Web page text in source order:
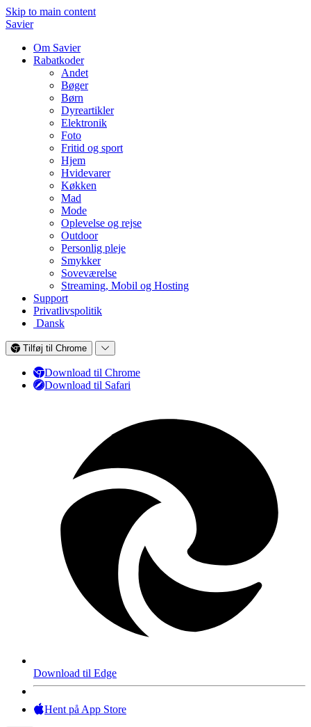
Skip to main content
Savier
Om Savier
Rabatkoder
Andet
Bøger
Børn
Dyreartikler
Elektronik
Foto
Fritid og sport
Hjem
Hvidevarer
Køkken
Mad
Mode
Oplevelse og rejse
Outdoor
Personlig pleje
Smykker
Soveværelse
Streaming, Mobil og Hosting
Support
Privatlivspolitik
Dansk
Tilføj til Chrome
Download til Chrome
Download til Safari
Download til Edge
Hent på App Store